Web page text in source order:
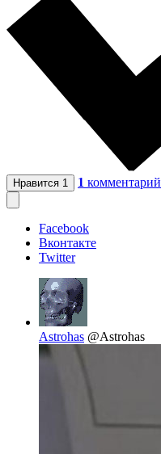
Нравится 1 1 комментарий
Facebook
Вконтакте
Twitter
Astrohas @Astrohas